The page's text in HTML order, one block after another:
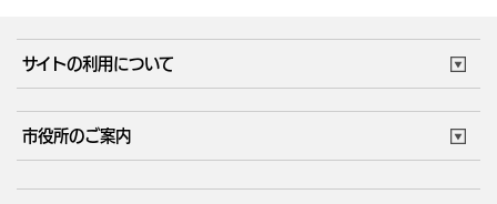
サイトの利用について
市役所のご案内
庁舎地図 組織案内